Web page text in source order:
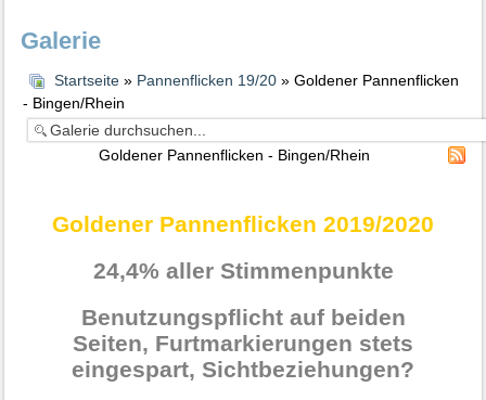
Galerie
Startseite» Pannenflicken 19/20» Goldener Pannenflicken
- Bingen/Rhein
Goldener Pannenflicken - Bingen/Rhein
Goldener Pannenflicken 2019/2020
24,4% aller Stimmenpunkte
Benutzungspflicht auf beiden
Seiten, Furtmarkierungen stets
eingespart, Sichtbeziehungen?